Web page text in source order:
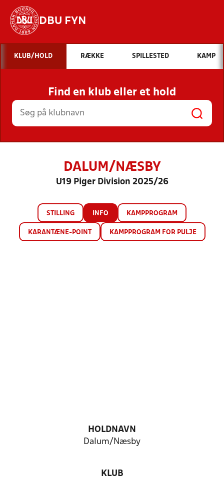
DBU FYN
Hvad vil du søge efter?
INDHOLD OG NYHEDER
STILLINGER, RESULTATER, KLUBBER OG
HOLD
KLUB/HOLD RÆKKE SPILLESTED KAMP
Find en klub eller et hold
DALUM/NÆSBY
U19 Piger Division 2025/26
STILLING INFO KAMPPROGRAM
KARANTÆNE-POINT KAMPPROGRAM FOR PULJE
HOLDNAVN
Dalum/Næsby
KLUB